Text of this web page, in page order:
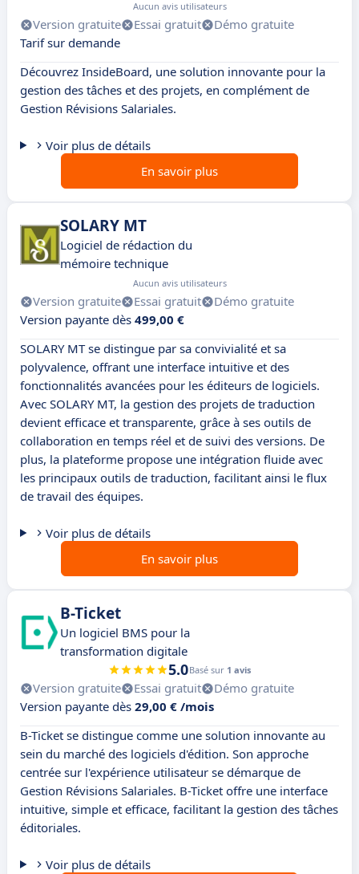
Aucun avis utilisateurs
Version gratuite Essai gratuit
Démo gratuite
Tarif sur demande
Découvrez InsideBoard, une solution innovante pour la
gestion des tâches et des projets, en complément de
Gestion Révisions Salariales.
Voir plus de détails
En savoir plus
SOLARY MT
Logiciel de rédaction du
mémoire technique
Aucun avis utilisateurs
Version gratuite Essai gratuit
Démo gratuite
Version payante dès 499,00 €
SOLARY MT se distingue par sa convivialité et sa
polyvalence, offrant une interface intuitive et des
fonctionnalités avancées pour les éditeurs de logiciels.
Avec SOLARY MT, la gestion des projets de traduction
devient efficace et transparente, grâce à ses outils de
collaboration en temps réel et de suivi des versions. De
plus, la plateforme propose une intégration fluide avec
les principaux outils de traduction, facilitant ainsi le flux
de travail des équipes.
Voir plus de détails
En savoir plus
B-Ticket
Un logiciel BMS pour la
transformation digitale
5.0Basé sur 1 avis
Version gratuite Essai gratuit
Démo gratuite
Version payante dès 29,00 € /mois
B-Ticket se distingue comme une solution innovante au
sein du marché des logiciels d'édition. Son approche
centrée sur l'expérience utilisateur se démarque de
Gestion Révisions Salariales. B-Ticket offre une interface
intuitive, simple et efficace, facilitant la gestion des tâches
éditoriales.
Voir plus de détails